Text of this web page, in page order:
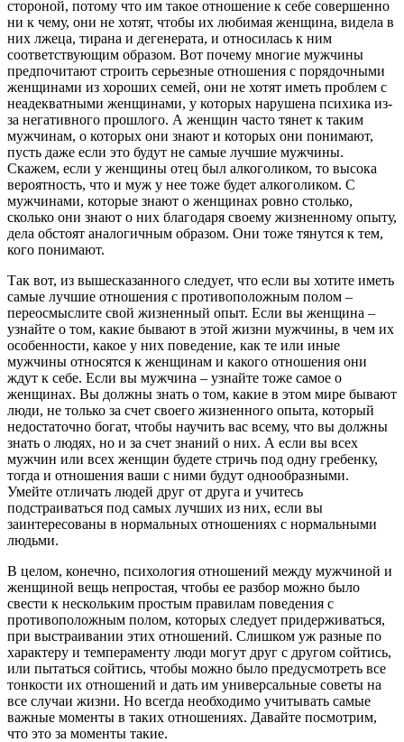
стороной, потому что им такое отношение к себе совершенно
ни к чему, они не хотят, чтобы их любимая женщина, видела в
них лжеца, тирана и дегенерата, и относилась к ним
соответствующим образом. Вот почему многие мужчины
предпочитают строить серьезные отношения с порядочными
женщинами из хороших семей, они не хотят иметь проблем с
неадекватными женщинами, у которых нарушена психика из-
за негативного прошлого. А женщин часто тянет к таким
мужчинам, о которых они знают и которых они понимают,
пусть даже если это будут не самые лучшие мужчины.
Скажем, если у женщины отец был алкоголиком, то высока
вероятность, что и муж у нее тоже будет алкоголиком. С
мужчинами, которые знают о женщинах ровно столько,
сколько они знают о них благодаря своему жизненному опыту,
дела обстоят аналогичным образом. Они тоже тянутся к тем,
кого понимают.
Так вот, из вышесказанного следует, что если вы хотите иметь
самые лучшие отношения с противоположным полом –
переосмыслите свой жизненный опыт. Если вы женщина –
узнайте о том, какие бывают в этой жизни мужчины, в чем их
особенности, какое у них поведение, как те или иные
мужчины относятся к женщинам и какого отношения они
ждут к себе. Если вы мужчина – узнайте тоже самое о
женщинах. Вы должны знать о том, какие в этом мире бывают
люди, не только за счет своего жизненного опыта, который
недостаточно богат, чтобы научить вас всему, что вы должны
знать о людях, но и за счет знаний о них. А если вы всех
мужчин или всех женщин будете стричь под одну гребенку,
тогда и отношения ваши с ними будут однообразными.
Умейте отличать людей друг от друга и учитесь
подстраиваться под самых лучших из них, если вы
заинтересованы в нормальных отношениях с нормальными
людьми.
В целом, конечно, психология отношений между мужчиной и
женщиной вещь непростая, чтобы ее разбор можно было
свести к нескольким простым правилам поведения с
противоположным полом, которых следует придерживаться,
при выстраивании этих отношений. Слишком уж разные по
характеру и темпераменту люди могут друг с другом сойтись,
или пытаться сойтись, чтобы можно было предусмотреть все
тонкости их отношений и дать им универсальные советы на
все случаи жизни. Но всегда необходимо учитывать самые
важные моменты в таких отношениях. Давайте посмотрим,
что это за моменты такие.